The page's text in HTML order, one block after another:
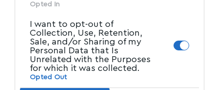
Opted In
I want to opt-out of
Collection, Use, Retention,
Sale, and/or Sharing of my
Personal Data that Is
Unrelated with the Purposes
for which it was collected.
Opted Out